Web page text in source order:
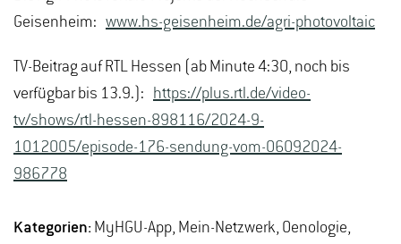
Geisenheim: www.hs-geisenheim.de/agri-photovoltaic
TV-Beitrag auf RTL Hessen (ab Minute 4:30, noch bis
verfügbar bis 13.9.): https://plus.rtl.de/video-
tv/shows/rtl-hessen-898116/2024-9-
1012005/episode-176-sendung-vom-06092024-
986778
Kategorien: MyHGU-App, Mein-Netzwerk, Oenologie,